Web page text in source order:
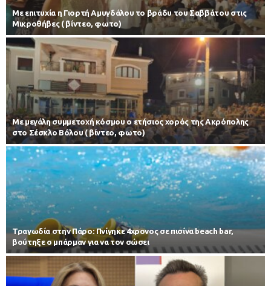
Με επιτυχία η Γιορτή Αμυγδάλου το βράδυ του Σαββάτου στις
Μικροθήβες ( βίντεο, φωτο)
Με μεγάλη συμμετοχή κόσμου ο ετήσιος χορός της Ακρόπολης
στο Σέσκλο Βόλου ( βίντεο, φωτο)
Τραγωδία στην Πάρο: Πνίγηκε 4χρονος σε πισίνα beach bar,
βούτηξε ο μπάρμαν για να τον σώσει